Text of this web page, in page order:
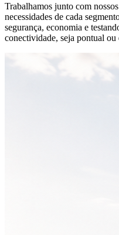
Trabalhamos junto com
necessidades de cada
segurança, economia e
conectividade, seja pontual ou